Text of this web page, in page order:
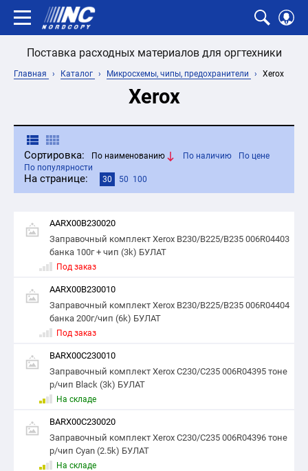
Поставка расходных материалов для оргтехники
Главная Каталог Микросхемы, чипы, предохранители Xerox
Xerox
Сортировка: По наименованию По наличию
По цене
По популярности
На странице: 30 50 100
AARX00B230020
Заправочный комплект Xerox B230/B225/B235 006R04403
банка 100г + чип (3k) БУЛАТ
Под заказ
AARX00B230010
Заправочный комплект Xerox B230/B225/B235 006R04404
банка 200г/чип (6k) БУЛАТ
Под заказ
BARX00C230010
Заправочный комплект Xerox C230/C235 006R04395 тоне
р/чип Black (3k) БУЛАТ
На складе
BARX00C230020
Заправочный комплект Xerox C230/C235 006R04396 тоне
р/чип Cyan (2.5k) БУЛАТ
На складе